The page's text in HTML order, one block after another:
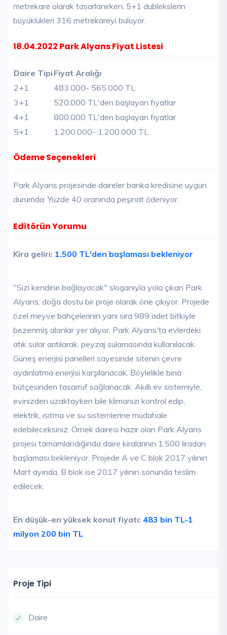
metrekare olarak tasarlanırken, 5+1 dublekslerin
büyüklükleri 316 metrekareyi buluyor.
18.04.2022 Park Alyans Fiyat Listesi
Daire Tipi Fiyat Aralığı
2+1
483.000- 565.000 TL
3+1
520.000 TL'den başlayan fiyatlar
4+1
800.000 TL'den başlayan fiyatlar
5+1
1.200.000- 1.200.000 TL
Ödeme Seçenekleri
Park Alyans projesinde daireler banka kredisine uygun
durumda. Yüzde 40 oranında peşinat ödeniyor.
Editörün Yorumu
Kira geliri: 1.500 TL'den başlaması bekleniyor
"Sizi kendine bağlayacak" sloganıyla yola çıkan Park
Alyans, doğa dostu bir proje olarak öne çıkıyor. Projede
özel meyve bahçelerinin yanı sıra 989 adet bitkiyle
bezenmiş alanlar yer alıyor. Park Alyans'ta evlerdeki
atık sular arıtılarak, peyzaj sulamasında kullanılacak.
Güneş enerjisi panelleri sayesinde sitenin çevre
aydınlatma enerjisi karşılanacak. Böylelikle bina
bütçesinden tasarruf sağlanacak. Akıllı ev sistemiyle,
evinizden uzaktayken bile klimanızı kontrol edip,
elektrik, ısıtma ve su sistemlerine müdahale
edebileceksiniz. Örnek dairesi hazır olan Park Alyans
projesi tamamlandığında daire kiralarının 1.500 liradan
başlaması bekleniyor. Projede A ve C blok 2017 yılının
Mart ayında, B blok ise 2017 yılının sonunda teslim
edilecek.
En düşük-en yüksek konut fiyatı: 483 bin TL-1
milyon 200 bin TL
Proje Tipi
Daire